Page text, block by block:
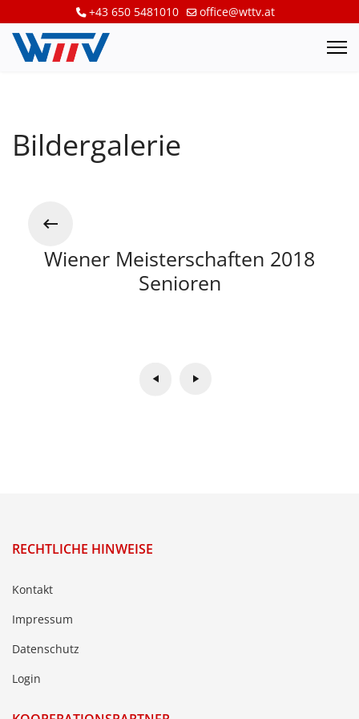
+43 650 5481010 office@wttv.at
Bildergalerie
Wiener Meisterschaften 2018
Senioren
RECHTLICHE HINWEISE
Kontakt
Impressum
Datenschutz
Login